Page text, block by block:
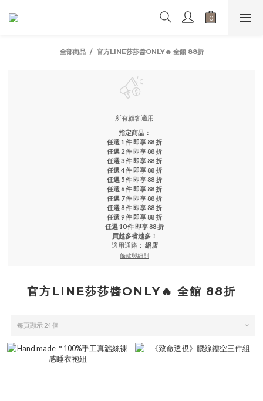
全部商品 官方LINE莎莎醬ONLY🔥 全館 88折
所有顧客適用
指定商品：
任選 1 件 即享 88 折
任選 2 件 即享 88 折
任選 3 件 即享 88 折
任選 4 件 即享 88 折
任選 5 件 即享 88 折
任選 6 件 即享 88 折
任選 7 件 即享 88 折
任選 8 件 即享 88 折
任選 9 件 即享 88 折
任選 10 件 即享 88 折
買越多省越多！
適用通路： 網店
條款與細則
官方LINE莎莎醬ONLY🔥 全館 88折
每頁顯示 24 個